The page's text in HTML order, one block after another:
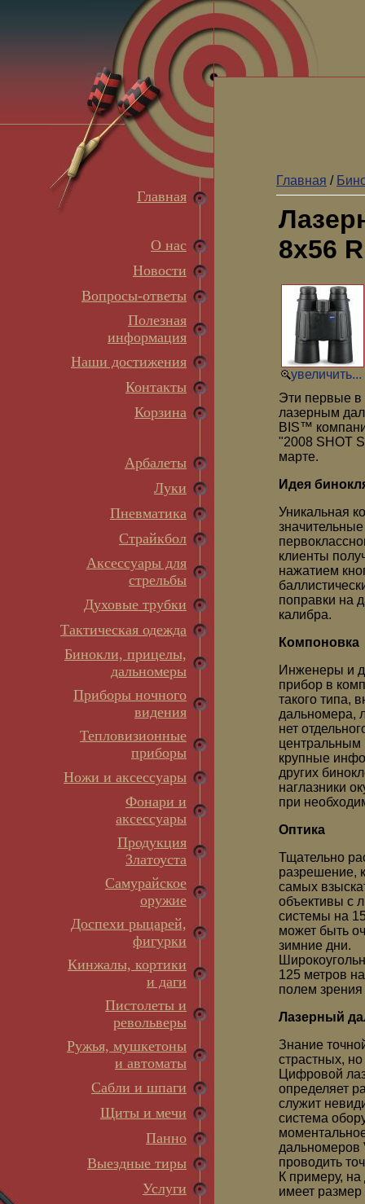
Главная
О нас
Новости
Вопросы-ответы
Полезная
информация
Наши достижения
Контакты
Корзина
Арбалеты
Луки
Пневматика
Страйкбол
Аксессуары для
стрельбы
Духовые трубки
Тактическая одежда
Бинокли, прицелы,
дальномеры
Приборы ночного
видения
Тепловизионные
приборы
Ножи и аксессуары
Фонари и
аксессуары
Продукция
Златоуста
Самурайское
оружие
Доспехи рыцарей,
фигурки
Кинжалы, кортики
и даги
Пистолеты и
револьверы
Ружья, мушкетоны
и автоматы
Сабли и шпаги
Щиты и мечи
Панно
Выездные тиры
Услуги
Главная /
8x56
увеличить...
Эти первые в
лазерным
BIS™
"2008 SHOT
марте.
Идея
Уникальная
клиенты
нажатием
поправки на
калибра.
Компоновка
Инженеры и
прибор в
такого типа,
дальномера,
нет
центральным
крупные
других
наглазники
при
Оптика
Тщательно
разрешение,
самых
объективы с
системы на
может быть
зимние дни.
125 метров
полем
Лазерный
Знание
страстных,
Цифровой
определяет
служит
система
дальномеров
проводить
К примеру,
имеет